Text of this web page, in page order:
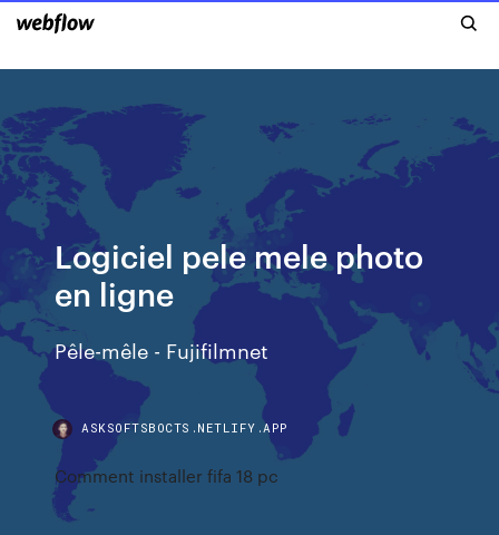
Logiciel pele mele photo
en ligne
Pêle-mêle - Fujifilmnet
ASKSOFTSBOCTS.NETLIFY.APP
Comment installer fifa 18 pc